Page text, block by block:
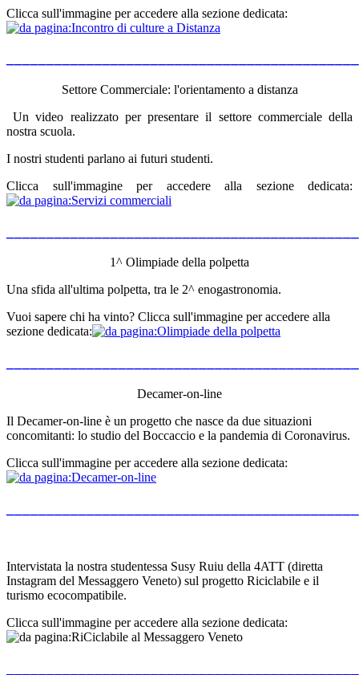
Clicca sull'immagine per accedere alla sezione dedicata:
Settore Commerciale: l'orientamento a distanza
Un video realizzato per presentare il settore commerciale della
nostra scuola.
I nostri studenti parlano ai futuri studenti.
Clicca sull'immagine per accedere alla sezione dedicata:
1^ Olimpiade della polpetta
Una sfida all'ultima polpetta, tra le 2^ enogastronomia.
Vuoi sapere chi ha vinto? Clicca sull'immagine per accedere alla
sezione dedicata:
Decamer-on-line
Il Decamer-on-line è un progetto che nasce da due situazioni
concomitanti: lo studio del Boccaccio e la pandemia di Coronavirus.
Clicca sull'immagine per accedere alla sezione dedicata:
Intervistata la nostra studentessa Susy Ruiu della 4ATT (diretta
Instagram del Messaggero Veneto) sul progetto Riciclabile e il
turismo ecocompatibile.
Clicca sull'immagine per accedere alla sezione dedicata: